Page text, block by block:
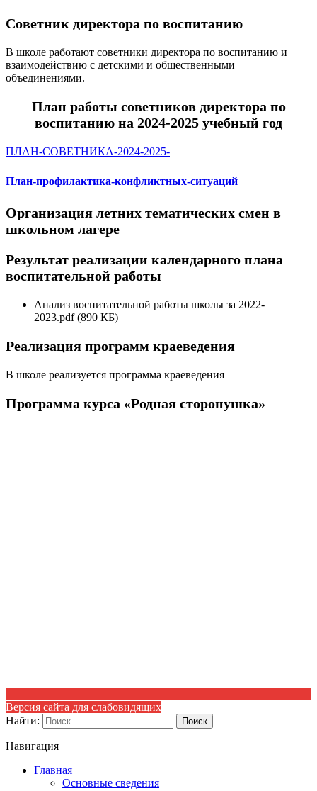
Советник директора по воспитанию
В школе работают советники директора по воспитанию и
взаимодействию с детскими и общественными
объединениями.
План работы советников директора по
воспитанию на 2024-2025 учебный год
ПЛАН-СОВЕТНИКА-2024-2025-
План-профилактика-конфликтных-ситуаций
Организация летних тематических смен в
школьном лагере
Результат реализации календарного плана
воспитательной работы
Анализ воспитательной работы школы за 2022-
2023.pdf (890 КБ)
Реализация программ краеведения
В школе реализуется программа краеведения
Программа курса «Родная сторонушка»
Версия сайта для слабовидящих
Найти:
Навигация
Главная
Основные сведения